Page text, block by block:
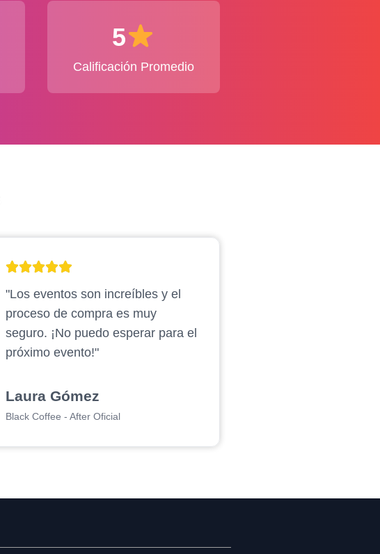
5
Calificación Promedio
"Los eventos son increíbles y el
proceso de compra es muy
seguro. ¡No puedo esperar para el
próximo evento!"
Laura Gómez
Black Coffee - After Oficial